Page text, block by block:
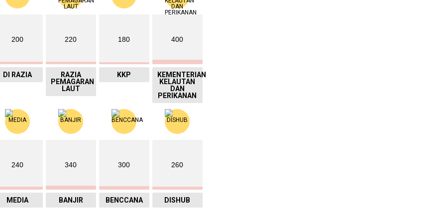
200
DI RAZIA
220
RAZIA
PEMAGARAN
LAUT
180
KKP
400
KEMENTERIAN
KELAUTAN
DAN
PERIKANAN
240
MEDIA
340
BANJIR
300
BENCCANA
260
DISHUB